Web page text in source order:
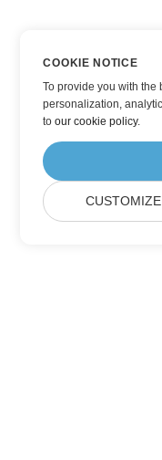
COOKIE NOTICE
To provide you with the
personalization,
toour cookie policy.
CUSTOMIZE